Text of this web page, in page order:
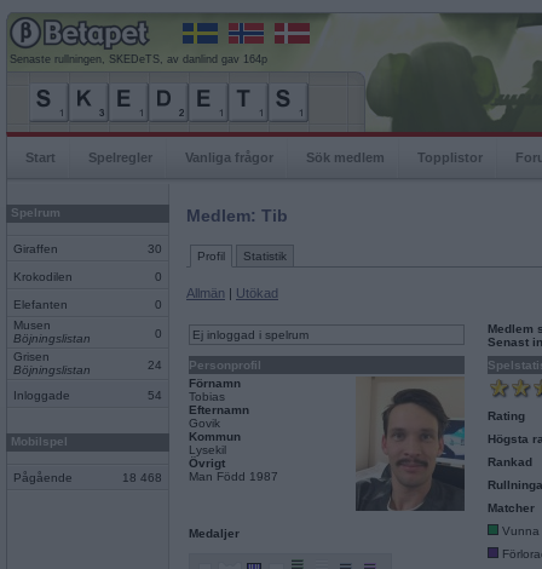
Senaste rullningen, SKEDeTS, av danlind gav 164p
Start Spelregler Vanliga frågor Sök medlem Topplistor
Spelrum
Giraffen 30
Krokodilen 0
Elefanten
0
Musen
Böjningslistan
0
Grisen
Böjningslistan
24
Inloggade 54
Mobilspel
Pågående 18 468
Medlem: Tib
Profil Statistik
Allmän | Utökad
Ej inloggad i spelrum
Personprofil
Förnamn
Tobias
Efternamn
Govik
Kommun
Lysekil
Övrigt
Man Född 1987
Medaljer
Medlem
Senast
Rating
Högsta
Rankad
Matcher
Vunna